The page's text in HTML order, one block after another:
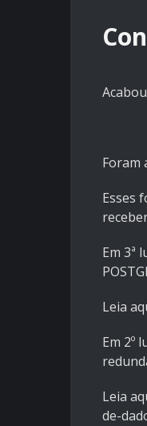
Foram
Esses
Em 3ª
Leia
Em 2º
Leia
de-